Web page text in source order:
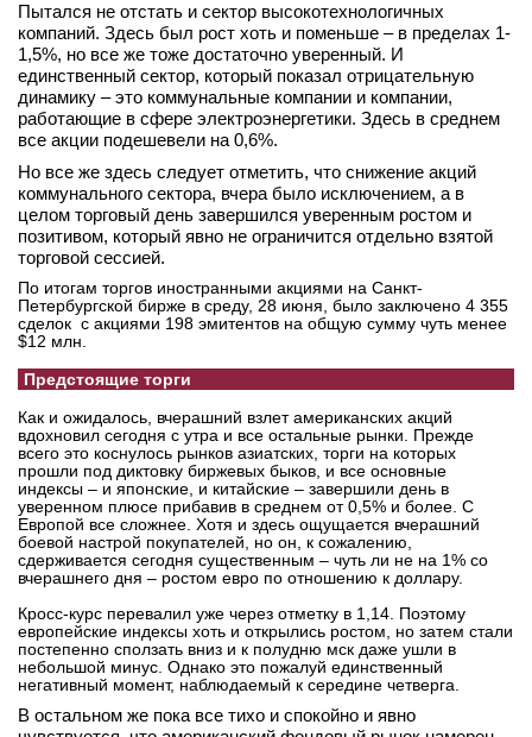
Пытался не отстать и сектор высокотехнологичных
компаний. Здесь был рост хоть и поменьше – в пределах 1-
1,5%, но все же тоже достаточно уверенный. И
единственный сектор, который показал отрицательную
динамику – это коммунальные компании и компании,
работающие в сфере электроэнергетики. Здесь в среднем
все акции подешевели на 0,6%.
Но все же здесь следует отметить, что снижение акций
коммунального сектора, вчера было исключением, а в
целом торговый день завершился уверенным ростом и
позитивом, который явно не ограничится отдельно взятой
торговой сессией.
По итогам торгов иностранными акциями на Санкт-
Петербургской бирже в среду, 28 июня, было заключено 4 355
сделок с акциями 198 эмитентов на общую сумму чуть менее
$12 млн.
Предстоящие торги
Как и ожидалось, вчерашний взлет американских акций
вдохновил сегодня с утра и все остальные рынки. Прежде
всего это коснулось рынков азиатских, торги на которых
прошли под диктовку биржевых быков, и все основные
индексы – и японские, и китайские – завершили день в
уверенном плюсе прибавив в среднем от 0,5% и более. С
Европой все сложнее. Хотя и здесь ощущается вчерашний
боевой настрой покупателей, но он, к сожалению,
сдерживается сегодня существенным – чуть ли не на 1% со
вчерашнего дня – ростом евро по отношению к доллару.
Кросс-курс перевалил уже через отметку в 1,14. Поэтому
европейские индексы хоть и открылись ростом, но затем стали
постепенно сползать вниз и к полудню мск даже ушли в
небольшой минус. Однако это пожалуй единственный
негативный момент, наблюдаемый к середине четверга.
В остальном же пока все тихо и спокойно и явно